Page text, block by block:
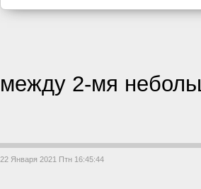
между 2-мя
22 Января 2021 Птн 16:45:44